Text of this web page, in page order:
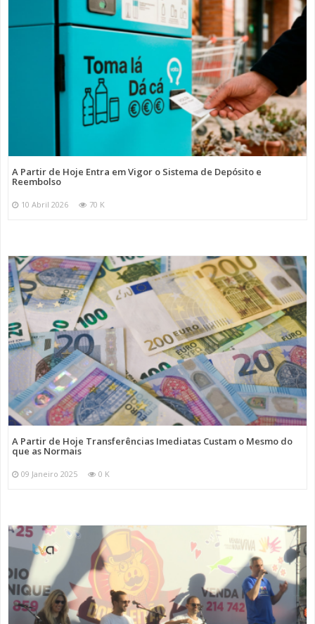
A Partir de Hoje Entra em Vigor o Sistema de Depósito e
Reembolso
10 Abril 2026 70 K
A Partir de Hoje Transferências Imediatas Custam o Mesmo do
que as Normais
09 Janeiro 2025 0 K